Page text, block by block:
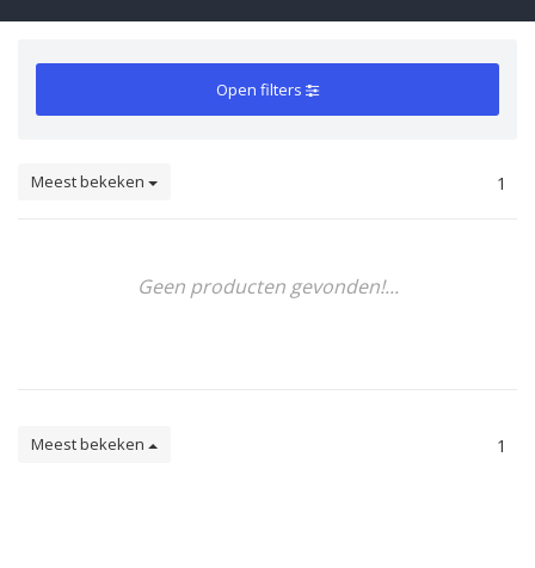
Open filters
Meest bekeken 1
Geen producten gevonden!...
Meest bekeken 1